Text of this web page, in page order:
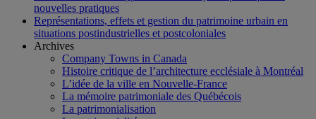
nouvelles pratiques
Représentations, effets et gestion du patrimoine urbain en
situations postindustrielles et postcoloniales
Archives
Company Towns in Canada
Histoire critique de l’architecture ecclésiale à Montréal
L’idée de la ville en Nouvelle-France
La mémoire patrimoniale des Québécois
La patrimonialisation